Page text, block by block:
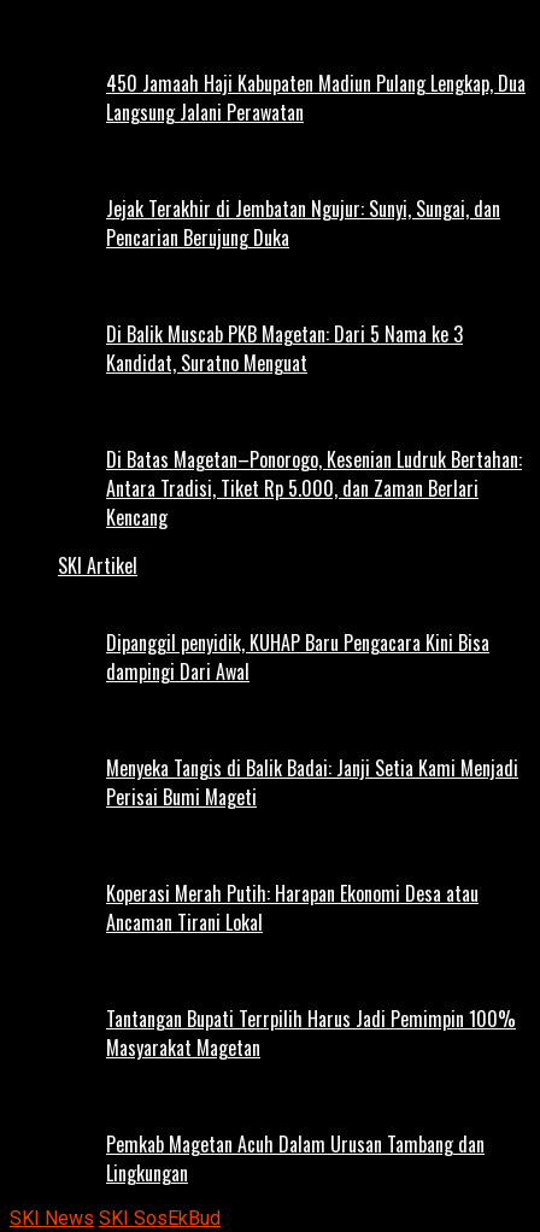
450 Jamaah Haji Kabupaten Madiun Pulang Lengkap, Dua
Langsung Jalani Perawatan
Jejak Terakhir di Jembatan Ngujur: Sunyi, Sungai, dan
Pencarian Berujung Duka
Di Balik Muscab PKB Magetan: Dari 5 Nama ke 3
Kandidat, Suratno Menguat
Di Batas Magetan–Ponorogo, Kesenian Ludruk Bertahan:
Antara Tradisi, Tiket Rp 5.000, dan Zaman Berlari
Kencang
SKI Artikel
Dipanggil penyidik, KUHAP Baru Pengacara Kini Bisa
dampingi Dari Awal
Menyeka Tangis di Balik Badai: Janji Setia Kami Menjadi
Perisai Bumi Mageti
Koperasi Merah Putih: Harapan Ekonomi Desa atau
Ancaman Tirani Lokal
Tantangan Bupati Terrpilih Harus Jadi Pemimpin 100%
Masyarakat Magetan
Pemkab Magetan Acuh Dalam Urusan Tambang dan
Lingkungan
SKI News SKI SosEkBud